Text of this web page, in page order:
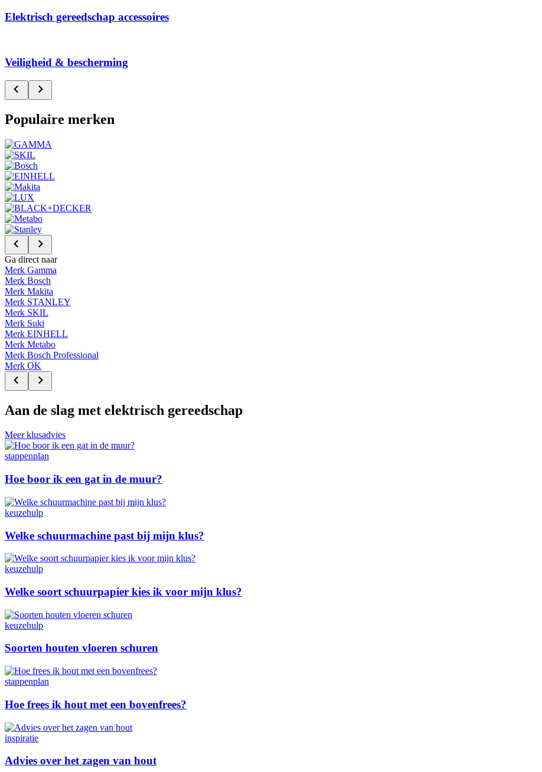
Elektrisch gereedschap accessoires
Veiligheid & bescherming
Populaire merken
Ga direct naar
Merk Gamma
Merk Bosch
Merk Makita
Merk STANLEY
Merk SKIL
Merk Suki
Merk EINHELL
Merk Metabo
Merk Bosch Professional
Merk OK
Aan de slag met elektrisch gereedschap
Meer klusadvies
stappenplan
Hoe boor ik een gat in de muur?
keuzehulp
Welke schuurmachine past bij mijn klus?
keuzehulp
Welke soort schuurpapier kies ik voor mijn klus?
keuzehulp
Soorten houten vloeren schuren
stappenplan
Hoe frees ik hout met een bovenfrees?
inspiratie
Advies over het zagen van hout